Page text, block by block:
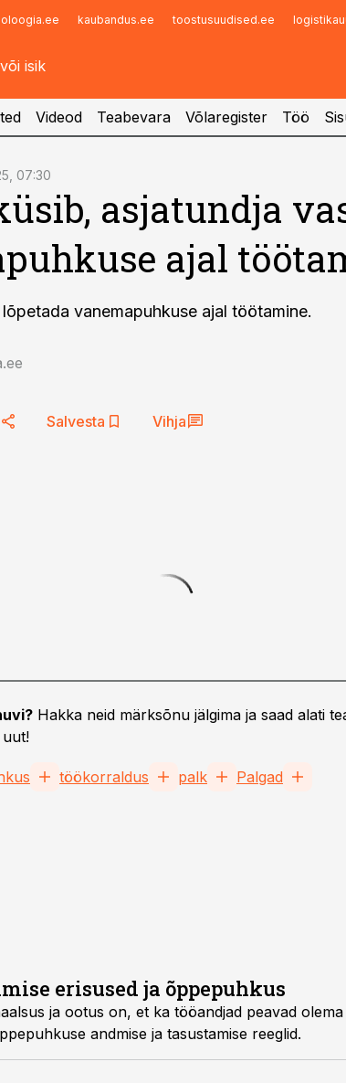
kaubandus.ee toostusuudised.ee
Videod Teabevara Võlaregister Töö
07:30
asjatundja
ajal
vanemapuhkuse ajal töötamine.
Salvesta Vihja
Hakka neid märksõnu jälgima ja saad alati
uut!
töökorraldus palk Palgad
erisused ja õppepuhkus
ja ootus on, et ka tööandjad peavad
andmise ja tasustamise reeglid.